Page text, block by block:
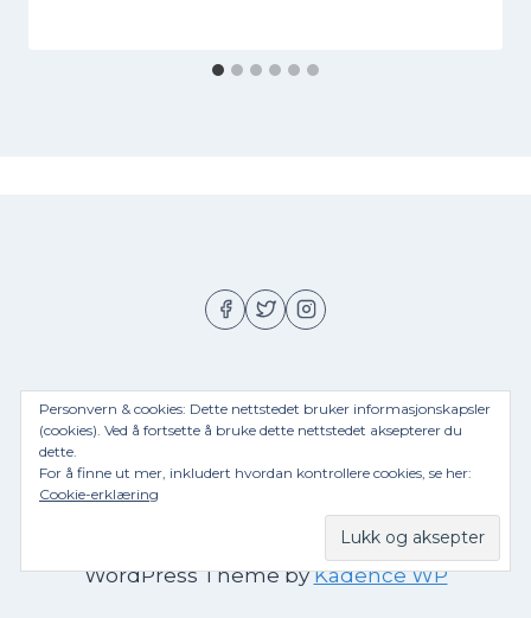
© 2026 Jorunns matblogg - Ecotech Bio "ltd" -
WordPress Theme byKadence WP
Personvern & cookies: Dette nettstedet bruker informasjonskapsler
(cookies). Ved å fortsette å bruke dette nettstedet aksepterer du
dette.
For å finne ut mer, inkludert hvordan kontrollere cookies, se her:
Cookie-erklæring